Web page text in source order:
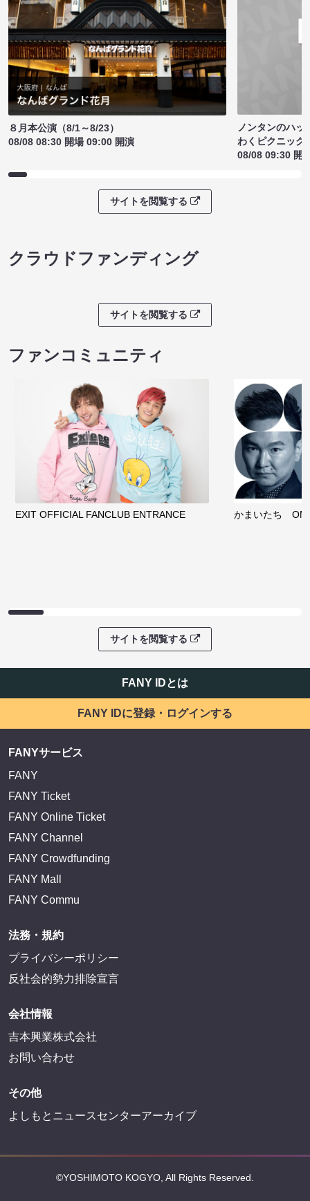
８月本公演（8/1～8/23）
08/08 08:30 開場 09:00 開演
ノンタンのハッ
わくピクニック
08/08 09:30 開
サイトを閲覧する
クラウドファンディング
サイトを閲覧する
ファンコミュニティ
EXIT OFFICIAL FANCLUB ENTRANCE かまいたち
サイトを閲覧する
FANY IDとは
FANY IDに登録・ログインする
FANYサービス
FANY
FANY Ticket
FANY Online Ticket
FANY Channel
FANY Crowdfunding
FANY Mall
FANY Commu
法務・規約
プライバシーポリシー
反社会的勢力排除宣言
会社情報
吉本興業株式会社
お問い合わせ
その他
よしもとニュースセンターアーカイブ
©YOSHIMOTO KOGYO, All Rights Reserved.